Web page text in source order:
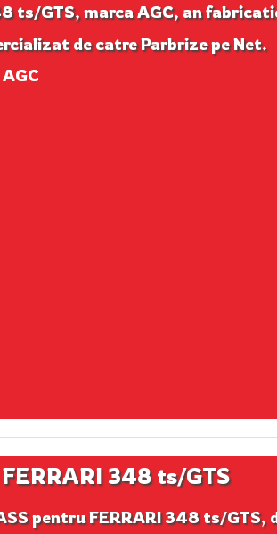
ts/GTS, marca AGC, an
de catre Parbrize pe Net.
348 ts/GTS
pentru FERRARI 348 ts/GTS,